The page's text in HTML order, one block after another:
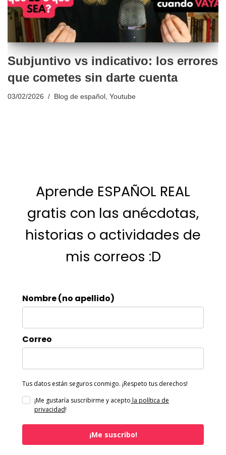
Subjuntivo vs indicativo: los errores
que cometes sin darte cuenta
03/02/2026 Blog de español , Youtube
Aprende ESPAÑOL REAL
gratis con las anécdotas,
historias o actividades de
mis correos :D
Nombre (no apellido)
Correo
Tus datos están seguros conmigo. ¡Respeto tus derechos!
¡Me gustaría suscribirme y acepto la política de
privacidad!
¡Me suscribo!